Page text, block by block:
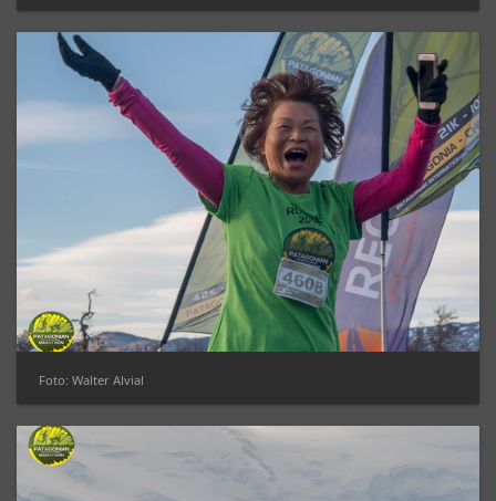
Foto: Walter Alvial